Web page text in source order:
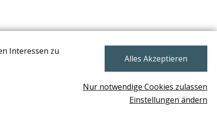
Interessen zu
Alles Akzeptieren
Nur notwendige Cookies zulassen
Einstellungen ändern